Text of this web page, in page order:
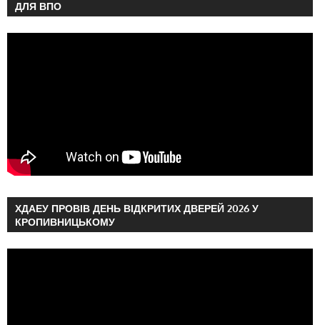
ДЛЯ ВПО
ХДАЕУ ПРОВІВ ДЕНЬ ВІДКРИТИХ ДВЕРЕЙ 2026 У
КРОПИВНИЦЬКОМУ